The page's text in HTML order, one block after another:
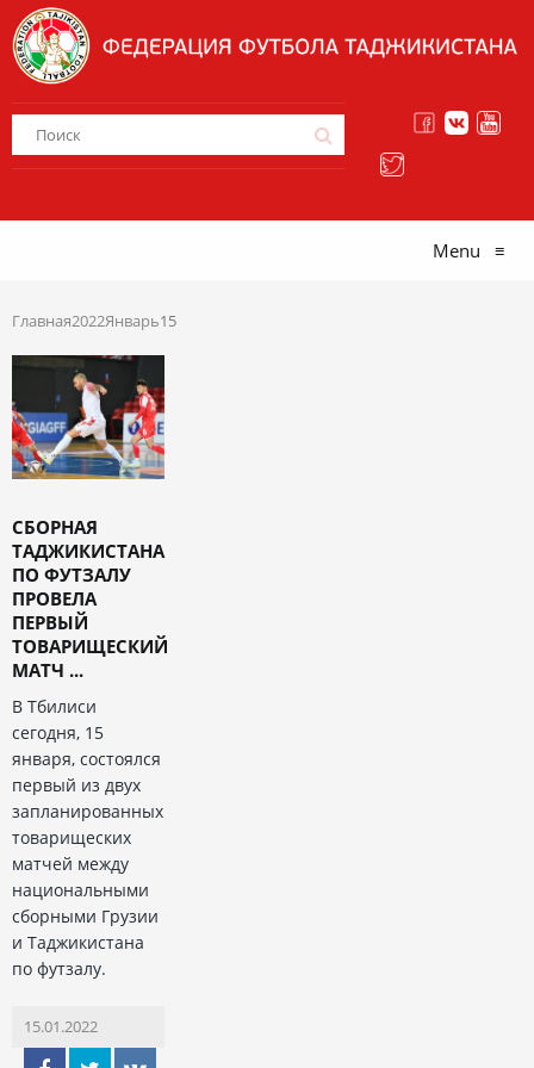
Menu ≡
Главная2022Январь15
СБОРНАЯ
ТАДЖИКИСТАНА
ПО ФУТЗАЛУ
ПРОВЕЛА
ПЕРВЫЙ
ТОВАРИЩЕСКИЙ
МАТЧ ...
В Тбилиси
сегодня, 15
января, состоялся
первый из двух
запланированных
товарищеских
матчей между
национальными
сборными Грузии
и Таджикистана
по футзалу.
15.01.2022